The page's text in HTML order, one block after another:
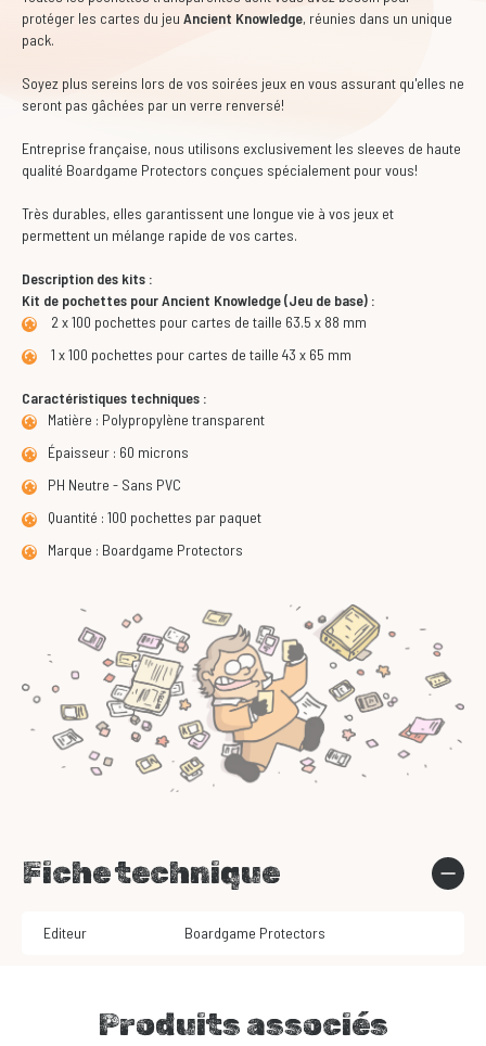
protéger les cartes du jeu Ancient Knowledge, réunies dans un unique
pack.
Soyez plus sereins lors de vos soirées jeux en vous assurant qu'elles ne
seront pas gâchées par un verre renversé!
Entreprise française, nous utilisons exclusivement les sleeves de haute
qualité Boardgame Protectors conçues spécialement pour vous!
Très durables, elles garantissent une longue vie à vos jeux et
permettent un mélange rapide de vos cartes.
Description des kits :
Kit de pochettes pour Ancient Knowledge (Jeu de base) :
2 x 100 pochettes pour cartes de taille 63.5 x 88 mm
1 x 100 pochettes pour cartes de taille 43 x 65 mm
Caractéristiques techniques :
Matière : Polypropylène transparent
Épaisseur : 60 microns
PH Neutre - Sans PVC
Quantité : 100 pochettes par paquet
Marque : Boardgame Protectors
Fiche technique
Editeur Boardgame Protectors
Produits associés